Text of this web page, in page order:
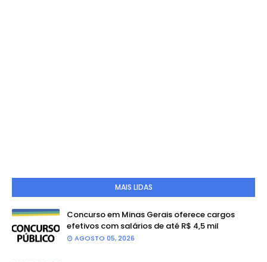
MAIS LIDAS
Concurso em Minas Gerais oferece cargos
efetivos com salários de até R$ 4,5 mil
AGOSTO 05, 2026